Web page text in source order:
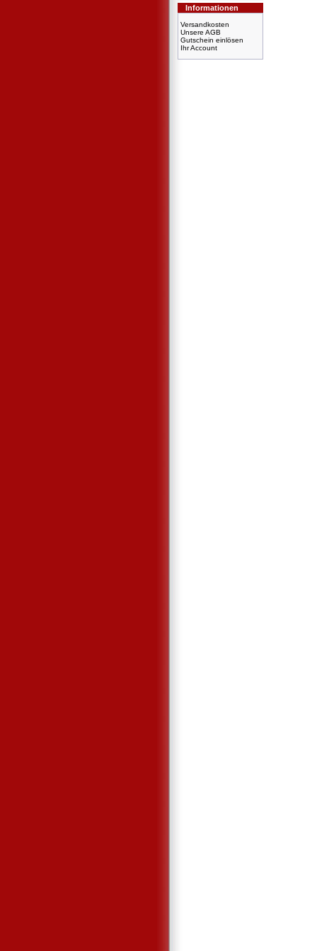
Informationen
Versandkosten
Unsere AGB
Gutschein einlösen
Ihr Account